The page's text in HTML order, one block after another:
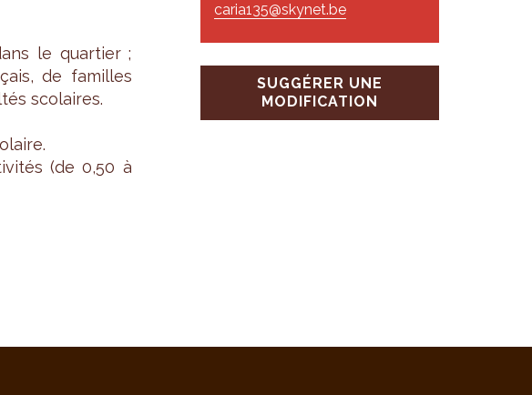
caria135@skynet.be
SUGGÉRER UNE
MODIFICATION
le quar­tier ;
de familles
sco­laires.
(de 0,50 à